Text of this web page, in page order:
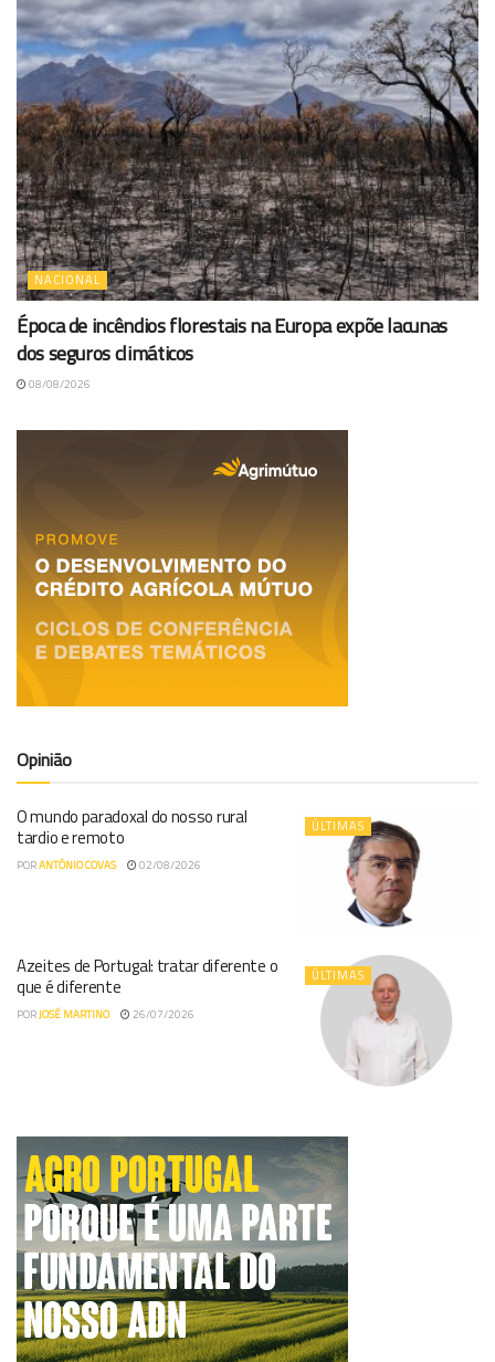
NACIONAL
Época de incêndios florestais na Europa expõe lacunas
dos seguros climáticos
08/08/2026
Opinião
ÚLTIMAS
O mundo paradoxal do nosso rural
tardio e remoto
PORANTÓNIO COVAS 02/08/2026
ÚLTIMAS
Azeites de Portugal: tratar diferente o
que é diferente
PORJOSÉ MARTINO 26/07/2026